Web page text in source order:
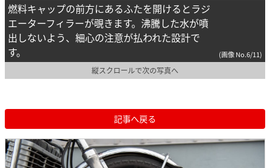
燃料キャップの前方にあるふたを開けるとラジ
エーターフィラーが覗きます。沸騰した水が噴
出しないよう、細心の注意が払われた設計で
す。
(画像 No.6/11)
縦スクロールで次の写真へ
記事へ戻る